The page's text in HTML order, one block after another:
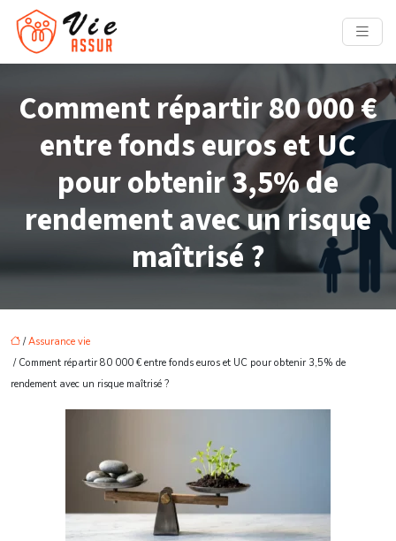
Comment répartir 80 000 €
entre fonds euros et UC
pour obtenir 3,5% de
rendement avec un risque
maîtrisé ?
/Assurance vie
/ Comment répartir 80 000 € entre fonds euros et UC pour obtenir 3,5% de
rendement avec un risque maîtrisé ?